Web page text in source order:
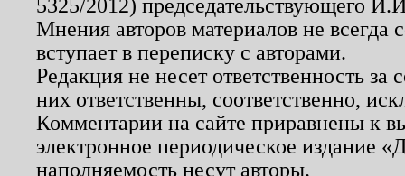
5325/2012) председательствующего
Мнения авторов материалов не
вступает в переписку с авторами.
Редакция не несет ответственность
них ответственны, соответственно,
Комментарии на сайте приравнены к
электронное периодическое издание
наполняемость несут авторы.